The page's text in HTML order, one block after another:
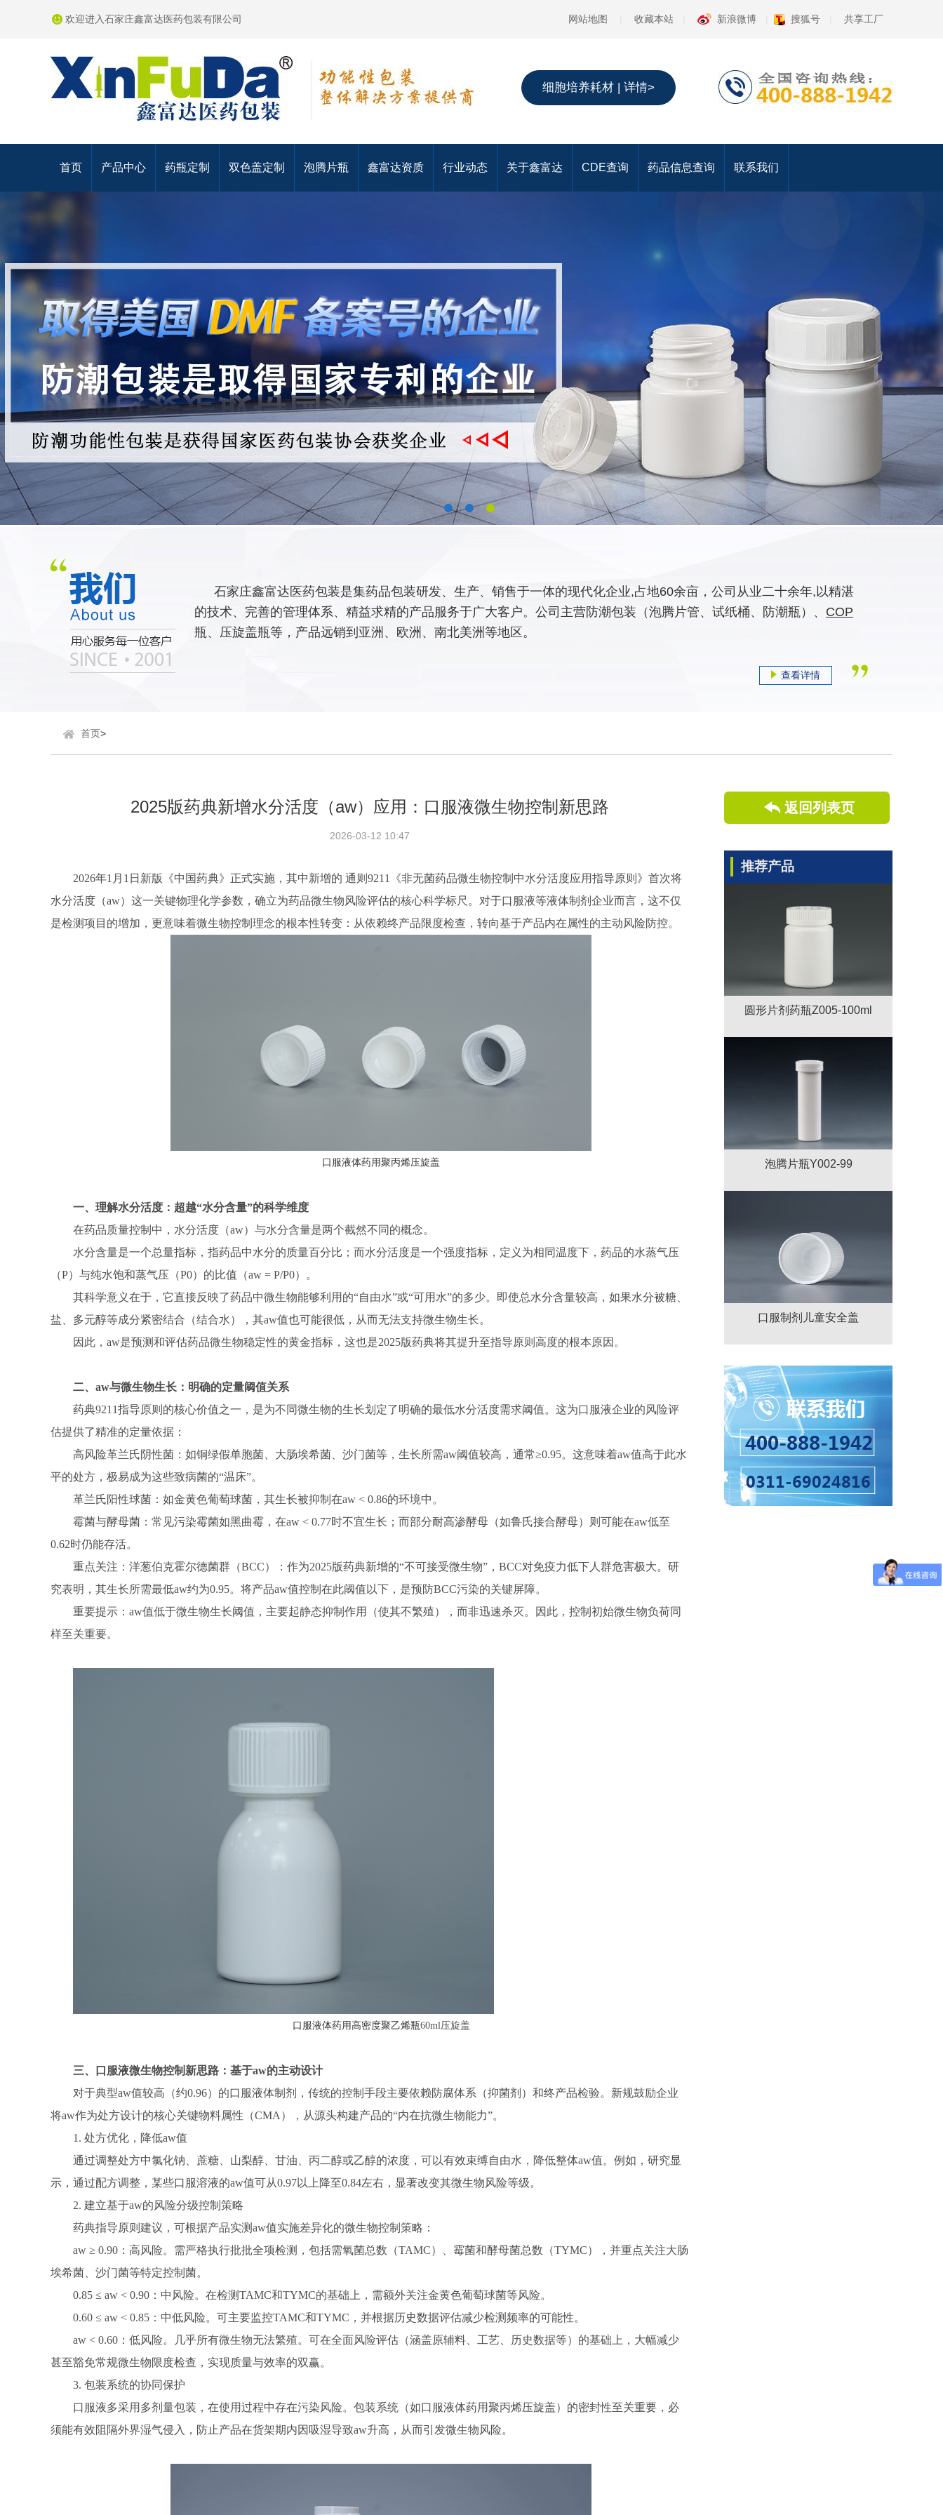
欢迎进入石家庄鑫富达医药包装有限公司 网站地图 收藏本站 新浪微博 搜狐号 共享工厂
细胞培养耗材 | 详情>
首页 产品中心 药瓶定制 双色盖定制 泡腾片瓶 鑫富达资质 行业动态 关于鑫富达 CDE查询 药品信息查询 联系我们
石家庄鑫富达医药包装是集药品包装研发、生产、销售于一体的现代化企业,占地60余亩，公司从业二十余年,以精湛
的技术、完善的管理体系、精益求精的产品服务于广大客户。公司主营防潮包装（泡腾片管、试纸桶、防潮瓶）、 COP
瓶、压旋盖瓶等，产品远销到亚洲、欧洲、南北美洲等地区。
查看详情
首页>
返回列表页
推荐产品
圆形片剂药瓶Z005-100ml
泡腾片瓶Y002-99
口服制剂儿童安全盖
2025版药典新增水分活度（aw）应用：口服液微生物控制新思路
2026-03-12 10:47
2026年1月1日新版《中国药典》正式实施，其中新增的 通则9211《非无菌药品微生物控制中水分活度应用指导原则》首次将
水分活度（aw）这一关键物理化学参数，确立为药品微生物风险评估的核心科学标尺。对于口服液等液体制剂企业而言，这不仅
是检测项目的增加，更意味着微生物控制理念的根本性转变：从依赖终产品限度检查，转向基于产品内在属性的主动风险防控。
口服液体药用聚丙烯压旋盖
一、 理解水分活度：超越“水分含量”的科学维度
在药品质量控制中，水分活度（aw）与水分含量是两个截然不同的概念。
水分含量是一个总量指标，指药品中水分的质量百分比；而水分活度是一个强度指标，定义为相同温度下，药品的水蒸气压
（P）与纯水饱和蒸气压（P0）的比值（aw = P/P0）。
其科学意义在于，它直接反映了药品中微生物能够利用的“自由水”或“可用水”的多少。即使总水分含量较高，如果水分被糖、
盐、多元醇等成分紧密结合（结合水），其aw值也可能很低，从而无法支持微生物生长。
因此，aw是预测和评估药品微生物稳定性的黄金指标，这也是2025版药典将其提升至指导原则高度的根本原因。
二、aw与微生物生长：明确的定量阈值关系
药典9211指导原则的核心价值之一，是为不同微生物的生长划定了明确的最低水分活度需求阈值。这为口服液企业的风险评
估提供了精准的定量依据：
高风险革兰氏阴性菌：如铜绿假单胞菌、大肠埃希菌、沙门菌等，生长所需aw阈值较高，通常≥0.95。这意味着aw值高于此水
平的处方，极易成为这些致病菌的“温床”。
革兰氏阳性球菌：如金黄色葡萄球菌，其生长被抑制在aw < 0.86的环境中。
霉菌与酵母菌：常见污染霉菌如黑曲霉，在aw < 0.77时不宜生长；而部分耐高渗酵母（如鲁氏接合酵母）则可能在aw低至
0.62时仍能存活。
重点关注：洋葱伯克霍尔德菌群（BCC）：作为2025版药典新增的“不可接受微生物”，BCC对免疫力低下人群危害极大。研
究表明，其生长所需最低aw约为0.95。将产品aw值控制在此阈值以下，是预防BCC污染的关键屏障。
重要提示：aw值低于微生物生长阈值，主要起静态抑制作用（使其不繁殖），而非迅速杀灭。因此，控制初始微生物负荷同
样至关重要。
口服液体药用高密度聚乙烯瓶60ml压旋盖
三、
口服液微生物控制新思路：基于aw的主动设计
对于典型aw值较高（约0.96）的口服液体制剂，传统的控制手段主要依赖防腐体系（抑菌剂）和终产品检验。新规鼓励企业
将aw作为处方设计的核心关键物料属性（CMA），从源头构建产品的“内在抗微生物能力”。
1. 处方优化，降低aw值
通过调整处方中氯化钠、蔗糖、山梨醇、甘油、丙二醇或乙醇的浓度，可以有效束缚自由水，降低整体aw值。例如，研究显
示，通过配方调整，某些口服溶液的aw值可从0.97以上降至0.84左右，显著改变其微生物风险等级。
2. 建立基于aw的风险分级控制策略
药典指导原则建议，可根据产品实测aw值实施差异化的微生物控制策略：
aw ≥ 0.90：高风险。需严格执行批批全项检测，包括需氧菌总数（TAMC）、霉菌和酵母菌总数（TYMC），并重点关注大肠
埃希菌、沙门菌等特定控制菌。
0.85 ≤ aw < 0.90：中风险。在检测TAMC和TYMC的基础上，需额外关注金黄色葡萄球菌等风险。
0.60 ≤ aw < 0.85：中低风险。可主要监控TAMC和TYMC，并根据历史数据评估减少检测频率的可能性。
aw < 0.60：低风险。几乎所有微生物无法繁殖。可在全面风险评估（涵盖原辅料、工艺、历史数据等）的基础上，大幅减少
甚至豁免常规微生物限度检查，实现质量与效率的双赢。
3. 包装系统的协同保护
口服液多采用多剂量包装，在使用过程中存在污染风险。包装系统（如口服液体药用聚丙烯压旋盖）的密封性至关重要，必
须能有效阻隔外界湿气侵入，防止产品在货架期内因吸湿导致aw升高，从而引发微生物风险。